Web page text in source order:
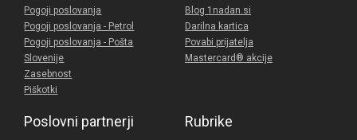
Pogoji poslovanja
Pogoji poslovanja - Petrol
Pogoji poslovanja - Pošta
Slovenije
Zasebnost
Piškotki
Blog 1nadan.si
Darilna kartica
Povabi prijatelja
Mastercard® akcije
Poslovni partnerji Rubrike